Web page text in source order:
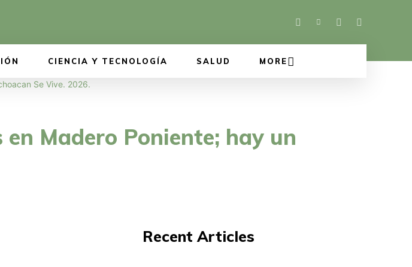
CIENCIA Y TECNOLOGÍA SALUD MORE
Madero Poniente; hay un
Recent Articles